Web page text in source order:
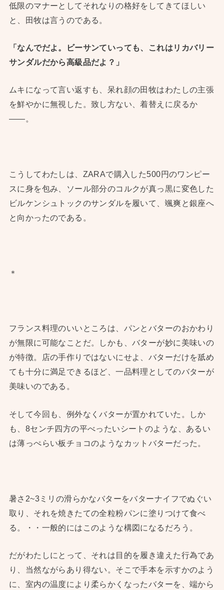
低限のマナーとしてそれなりの格好をしてきてほしい
と、田牧は言うのである。
「なんでだよ。ビーサンていっても、これはリカバリー
サンダルだから高級品だよ？」
ムキになって言い返すも、呆れ顔の田牧はわたしの主張
を鮮やかに無視した。致し方ない、着替えに戻るか
——。
こうしてわたしは、ZARAで購入した500円のワンピー
スに身を包み、ソール部分のコルクが真っ黒に変色した
ビルケンシュトックのサンダルを履いて、颯爽と銀座へ
と向かったのである。
＊
フランス料理のいいところは、パンとバターのおかわり
が無限に可能なことだ。しかも、バターが妙に美味いの
が特徴。店の手作りではないにせよ、バターだけを舐め
ても十分に満足できるほど、一品料理としてのバターが
美味いのである。
そして今回も、例外なくバターが置かれていた。しか
も、8センチ四方の平べったいシートのような、あるい
は薄っぺらい板チョコのようなカットバターだった。
暑さ2~3ミリの滑らかなバターをバターナイフでぬぐい
取り、それを焼きたての全粒粉パンに塗りつけて食べ
る。・・一般的にはこのような構図になるだろう。
だがわたしにとって、それは目的を履き違えた行為であ
り、当然ながらあり得ない。そこで手本を示すかのよう
に、室内の温度により柔らかくなったバターを、端から